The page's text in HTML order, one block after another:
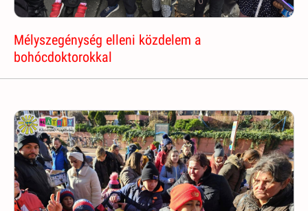
Mélyszegénység elleni közdelem a
bohócdoktorokkal